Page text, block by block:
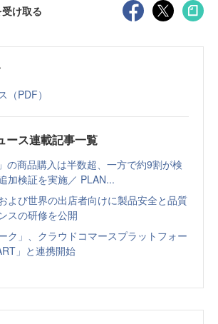
け取る
（PDF）
ース連載記事一覧
の商品購入は半数超、一方で約9割が検
加検証を実施／ PLAN...
よび世界の出店者向けに製品安全と品質
スの研修を公開
ク」、クラウドコマースプラットフォー
」と連携開始